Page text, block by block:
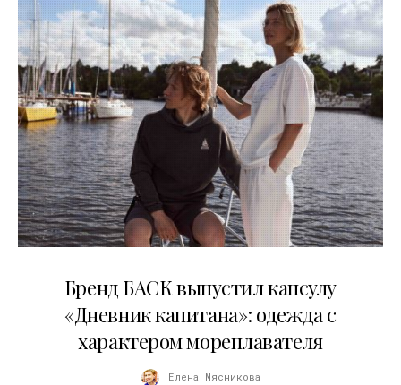
Бренд БАСК выпустил капсулу
«Дневник капитана»: одежда с
характером мореплавателя
Елена Мясникова